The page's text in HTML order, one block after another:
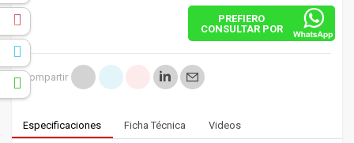
PREFIERO
CONSULTAR POR
Compartir
Especificaciones Ficha Técnica Videos